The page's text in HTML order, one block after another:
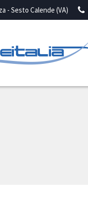
- Sesto Calende (VA)